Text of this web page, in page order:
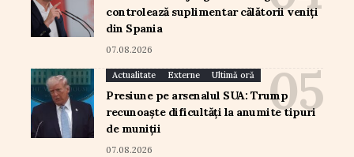
controlează suplimentar călătorii veniți
din Spania
07.08.2026
Actualitate Externe Ultimă oră
Presiune pe arsenalul SUA: Trump
recunoaște dificultăți la anumite tipuri
de muniții
07.08.2026